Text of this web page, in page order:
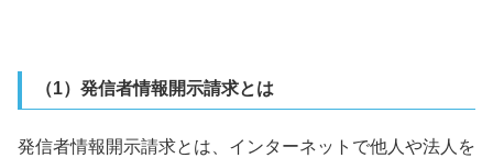
（1）発信者情報開示請求とは
発信者情報開示請求とは、インターネットで他人や法人を